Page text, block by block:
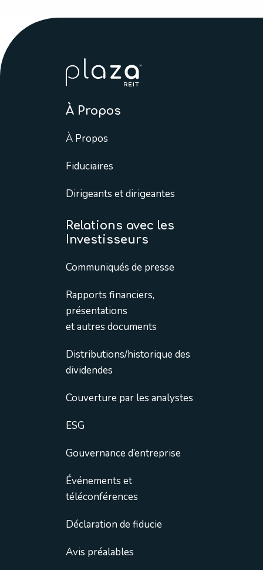
À Propos
À Propos
Fiduciaires
Dirigeants et dirigeantes
Relations avec les
Investisseurs
Communiqués de presse
Rapports financiers,
présentations
et autres documents
Distributions/historique des
dividendes
Couverture par les analystes
ESG
Gouvernance d’entreprise
Événements et
téléconférences
Déclaration de fiducie
Avis préalables